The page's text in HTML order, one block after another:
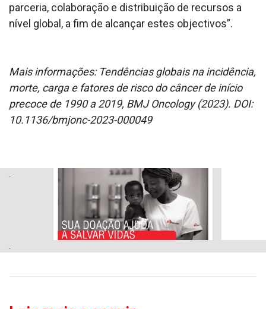
parceria, colaboração e distribuição de recursos a
nível global, a fim de alcançar estes objectivos”.
Mais informações: Tendências globais na incidência,
morte, carga e fatores de risco do câncer de início
precoce de 1990 a 2019, BMJ Oncology (2023). DOI:
10.1136/bmjonc-2023-000049